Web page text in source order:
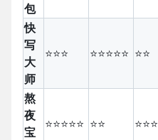
包
快
写
大
师
⭐⭐⭐ ⭐⭐⭐⭐⭐ ⭐⭐
熬
夜
宝
⭐⭐⭐⭐⭐ ⭐⭐ ⭐⭐⭐